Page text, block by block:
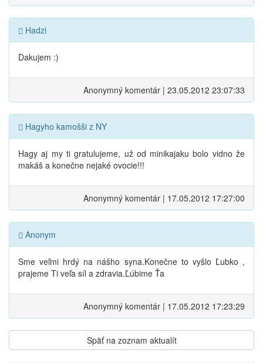
Hadzi
Dakujem :)
Anonymný komentár | 23.05.2012 23:07:33
Hagyho kamošši z NY
Hagy aj my ti gratulujeme, už od minikajaku bolo vidno že
makáš a konečne nejaké ovocie!!!
Anonymný komentár | 17.05.2012 17:27:00
Anonym
Sme veľmi hrdý na nášho syna.Konečne to vyšlo Ľubko ,
prajeme Ti veľa síl a zdravia.Ľúbime Ťa
Anonymný komentár | 17.05.2012 17:23:29
Späť na zoznam aktualít